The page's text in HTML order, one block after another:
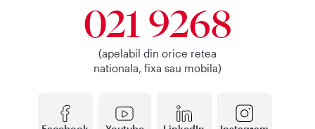
021 9268
(apelabil din orice retea
nationala, fixa sau mobila)